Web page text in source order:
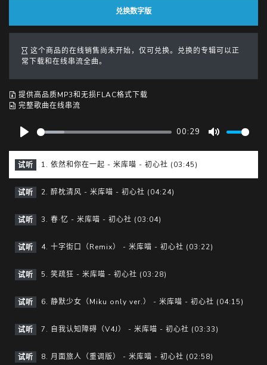
兑换数字版
这个商品的在线销售尚未开始，仅可兑换。兑换的专辑可以正
常下载和在线串流全曲。
提供高品质MP3和无损FLAC格式下载
完整歌曲在线串流
l
a
y
00:29
试听 1. 依然和你在一起 - 米库喵 - 初心社 (03:45)
试听 2. 醉枕清风 - 米库喵 - 初心社 (04:24)
试听 3. 春·忆 - 米库喵 - 初心社 (03:04)
试听 4. 十字街口（Remix） - 米库喵 - 初心社 (03:22)
试听 5. 笑疏狂 - 米库喵 - 初心社 (03:28)
试听 6. 静默少女（Miku only ver.） - 米库喵 - 初心社 (04:15)
试听 7. 自我认知障碍（V4J） - 米库喵 - 初心社 (03:33)
试听 8. 月面旅人（重调版） - 米库喵 - 初心社 (02:58)